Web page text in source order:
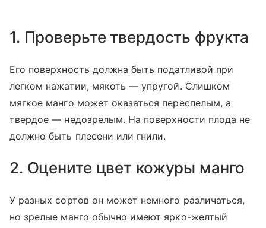
1. Проверьте твердость фрукта
Его поверхность должна быть податливой при
легком нажатии, мякоть — упругой. Слишком
мягкое манго может оказаться переспелым, а
твердое — недозрелым. На поверхности плода не
должно быть плесени или гнили.
2. Оцените цвет кожуры манго
У разных сортов он может немного различаться,
но зрелые манго обычно имеют ярко-желтый